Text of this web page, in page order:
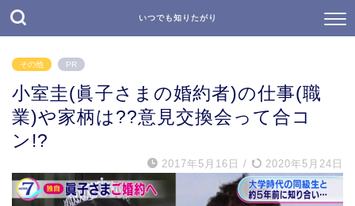
いつでも知りたがり
その他 PR
小室圭(眞子さまの婚約者)の仕事(職
業)や家柄は??意見交換会って合コ
ン!?
2017年5月16日 / 2020年5月24日